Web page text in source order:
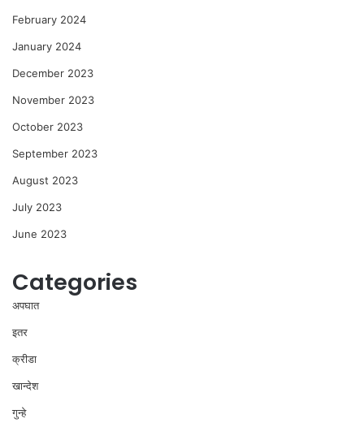
February 2024
January 2024
December 2023
November 2023
October 2023
September 2023
August 2023
July 2023
June 2023
Categories
अपघात
इतर
क्रीडा
खान्देश
गुन्हे